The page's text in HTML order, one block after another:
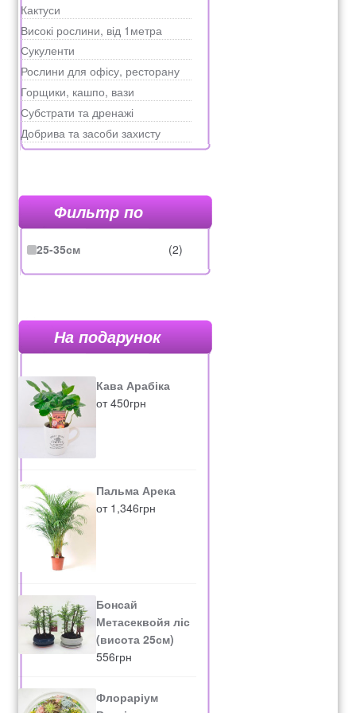
Рахунок 936
счет 1650
счет 300
счет 545
счет 575
Кактуси
Високі рослини, від 1метра
Сукуленти
Рослини для офісу, ресторану
Горщики, кашпо, вази
Субстрати та дренажі
Добрива та засоби захисту
Фильтр по
25-35см (2)
На подарунок
Кава Арабіка
от450грн
Пальма Арека
от 1,346грн
Бонсай
Метасеквойя ліс
(висота 25см)
556грн
Флораріум